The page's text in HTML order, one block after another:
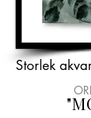
Storlek